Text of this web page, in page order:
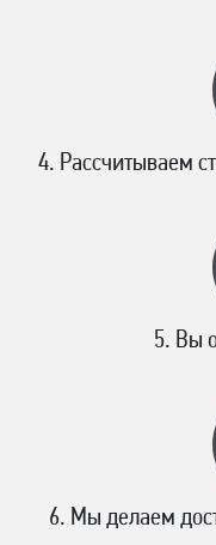
Рассчитываем
Вы
Мы делаем